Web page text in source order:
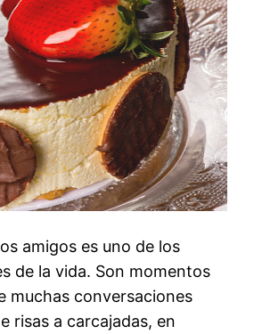
amigos es uno de los
de la vida. Son momentos
muchas conversaciones
risas a carcajadas, en